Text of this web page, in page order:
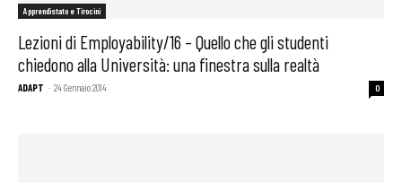
Apprendistato e Tirocini
Lezioni di Employability/16 – Quello che gli studenti
chiedono alla Università: una finestra sulla realtà
ADAPT - 24 Gennaio 2014 0